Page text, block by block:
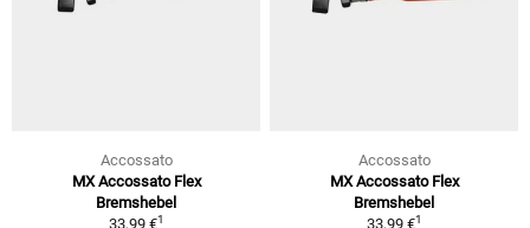
Accossato
MX Accossato Flex
Bremshebel
33,99 €1
Accossato
MX Accossato Flex
Bremshebel
33,99 €1